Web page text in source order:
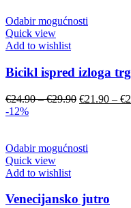
–
Odabir mogućnosti
Quick view
Add to wishlist
Bicikl ispred izloga
€24.90–€29.90 Original
–
€21.90 – €
-12%
Odabir mogućnosti
Quick view
Add to wishlist
Venecijansko jutro